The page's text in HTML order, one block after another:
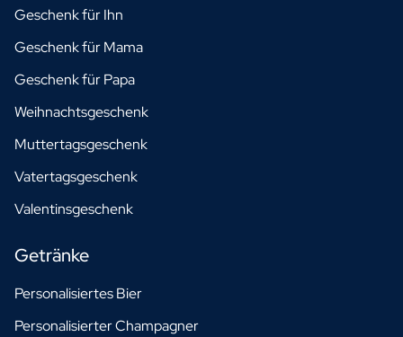
Geschenk für Ihn
Geschenk für Mama
Geschenk für Papa
Weihnachtsgeschenk
Muttertagsgeschenk
Vatertagsgeschenk
Valentinsgeschenk
Getränke
Personalisiertes Bier
Personalisierter Champagner